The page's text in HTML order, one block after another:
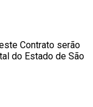
Contrato serão
do Estado de São